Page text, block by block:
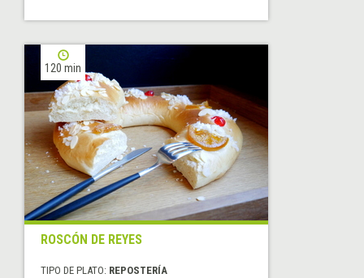
120 min
ROSCÓN DE REYES
TIPO DE PLATO: REPOSTERÍA